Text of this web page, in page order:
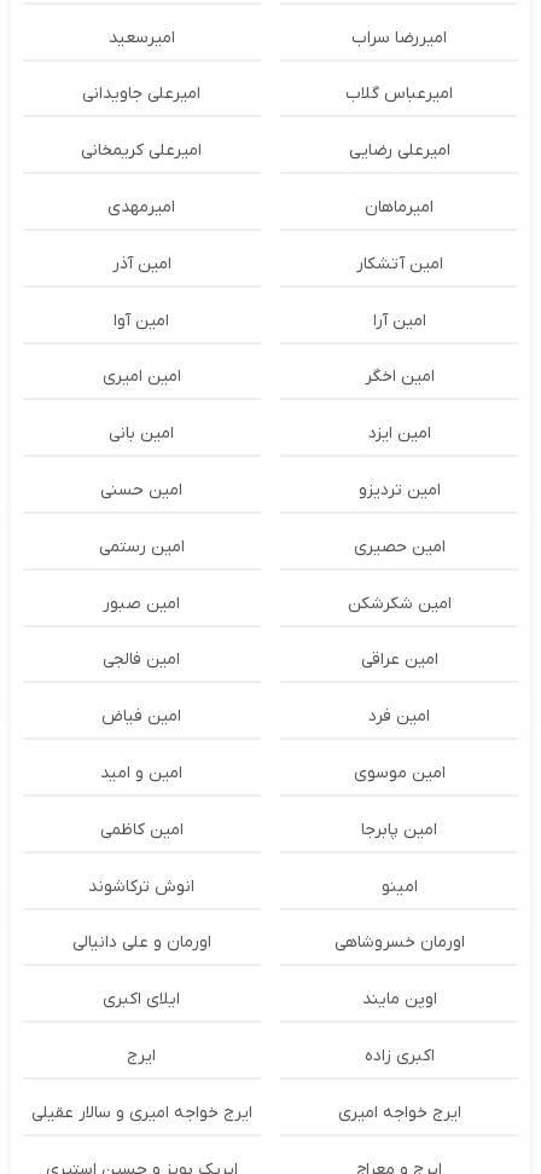
امیررضا سراب امیرسعید
امیرعباس گلاب امیرعلی جاویدانی
امیرعلی رضایی امیرعلی کریمخانی
امیرماهان امیرمهدی
امین آتشکار امین آذر
امین آرا امین آوا
امین اخگر امین امیری
امین ایزد امین بانی
امین تردیزو امین حسنی
امین حصیری امین رستمی
امین شکرشکن امین صبور
امین عراقی امین فالجی
امین فرد امین فیاض
امین موسوی امین و امید
امین پابرجا امین کاظمی
امینو انوش ترکاشوند
اورمان خسروشاهی اورمان و علی دانیالی
اوپن مایند ايلاى اكبرى
اکبری زاده ایرج
ایرج خواجه امیری ایرج خواجه امیری و سالار عقیلی
ایرج و معراج ایریک بویز و حسین استیری